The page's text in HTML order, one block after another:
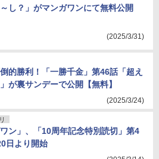
～し？」がマンガワンにて無料公開
(2025/3/31)
的勝利！「一勝千金」第46話「超え
が裏サンデーで公開【無料】
(2025/3/24)
ワン」、「10周年記念特別読切」第4
日より開始